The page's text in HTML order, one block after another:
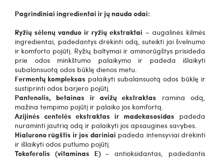
Pagrindiniai ingredientai ir jų nauda odai:
Ryžių sėlenų vanduo ir ryžių ekstraktai – augalinės kilmės
ingredientai, padedantys drėkinti odą, suteikti jai švelnumo
ir komforto pojūtį. Ryžių baltymai ir aminorūgštys prisideda
prie odos minkštumo palaikymo ir padeda išlaikyti
subalansuotą odos būklę dienos metu.
Fermentų kompleksas palaikyti subalansuotą odos būklę ir
sustiprinti odos barjero pojūtį.
Pantenolis, betainas ir avižų ekstraktas ramina odą,
mažina tempimo pojūtį ir palaiko jos komfortą.
Azijinės centelės ekstraktas ir madekasosidas padeda
nuraminti jautrią odą ir palaikyti jos apsaugines savybes.
Hialurono rūgštis ir jos dariniai padeda intensyviai drėkinti
ir išlaikyti odos putlumo pojūtį.
Tokoferolis (vitaminas E) – antioksidantas, padedantis